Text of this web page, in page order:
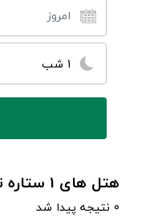
1 شب
هتل های 1 ستاره تبریز
0 نتیجه پیدا شد